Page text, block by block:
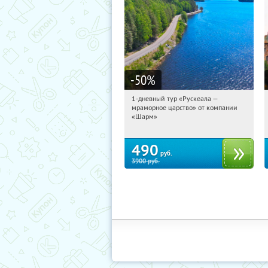
-50%
20:37:04 Купили:
Достоевская
1-дневный тур «Рускеала —
мраморное царство» от компании
«Шарм»
490 руб.
3900руб.